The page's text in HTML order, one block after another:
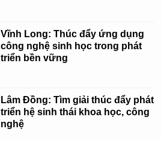
Vĩnh Long: Thúc đẩy ứng dụng
công nghệ sinh học trong phát
triển bền vững
Lâm Đồng: Tìm giải thúc đẩy phát
triển hệ sinh thái khoa học, công
nghệ